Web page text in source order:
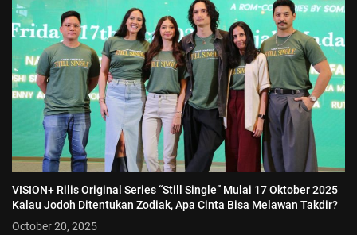
VISION+ Rilis Original Series “Still Single” Mulai 17 Oktober 2025
Kalau Jodoh Ditentukan Zodiak, Apa Cinta Bisa Melawan Takdir?
October 20, 2025